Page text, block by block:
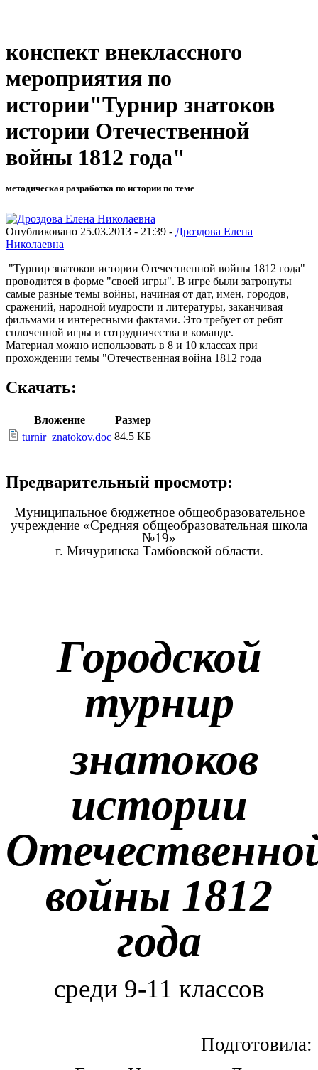
конспект внеклассного
мероприятия по
истории"Турнир знатоков
истории Отечественной
войны 1812 года"
методическая разработка по истории по теме
Опубликовано 25.03.2013 - 21:39 - Дроздова Елена
Николаевна
"Турнир знатоков истории Отечественной войны 1812 года"
проводится в форме "своей игры". В игре были затронуты
самые разные темы войны, начиная от дат, имен, городов,
сражений, народной мудрости и литературы, заканчивая
фильмами и интересными фактами. Это требует от ребят
сплоченной игры и сотрудничества в команде.
Материал можно использовать в 8 и 10 классах при
прохождении темы "Отечественная война 1812 года
Скачать:
Вложение
Размер
turnir_znatokov.doc 84.5 КБ
Предварительный просмотр:
Муниципальное бюджетное общеобразовательное
учреждение «Средняя общеобразовательная школа
№19»
г. Мичуринска Тамбовской области.
Городской
турнир
знатоков
истории
войны 1812
года
среди 9-11 классов
Подготовила: